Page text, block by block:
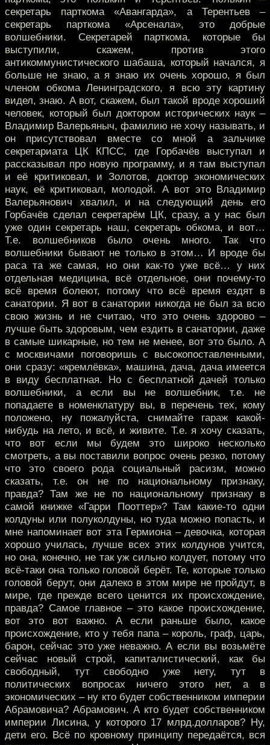
секретарь парткома «Авангарда», а Терентьев –
секретарь парткома «Арсенала», это добрые
волшебники. Секретарей парткома, которые бы
выступили, скажем, против этого
антикоммунистического шабаша, который начался, я
больше не знаю, а я знаю их очень хорошо, я был
членом обкома Ленинградского, я всю эту картину
видел, знаю. А вот, скажем, был такой вроде хороший
человек, который был доктором исторических наук –
Владимир Валерьяныч, фамилию не хочу называть, и
он присутствовал вместе со мной а зальчике
секретариата ЦК КПСС, где Горбачёв выступал и
рассказывал про новую программу, и я там выступал
и её критиковал, и Золотов, доктор экономических
наук, её критиковал, молодой. А вот это Владимир
Валерьянович хвалил, и на следующий день его
Горбачёв сделал секретарём ЦК, сразу, а у нас был
уже один секретарь наш, секретарь обкома, и вот…
Т.е. волшебников было очень много. Так что
волшебники бывают не только в этом… И вроде бы
раса та же самая, но они как-то уже всё… у них
отдельная медицина, всё отдельное, они почему-то
всё время болеют, потому что всё время ездят в
санатории. Я вот в санатории никогда не был за всю
свою жизнь и не считаю, что это очень здорово –
лучше быть здоровым, чем ездить в санатории, даже
в самые шикарные, но тем не менее, вот это было. А
с москвичами поговоришь с высокопоставленными,
они сразу: «кремлёвка», машина, дача, дача имеется
в виду бесплатная. Но с бесплатной дачей только
волшебники, а если вы не волшебник, т.е. не
попадаете в номенклатуру вы, в перечень тех, кому
положено, ну пожалуйста, снимайте гараж какой-
нибудь на лето, и всё, и живите. Т.е. я хочу сказать,
что вот если мы будем это широко несколько
смотреть, а вы поставили вопрос очень резко, потому
что это своего рода социальный расизм, можно
сказать, т.е. он не по национальному признаку,
правда? Там же не по национальному признаку в
самой книжке «Гарри Пооттер»? Там какие-то одни
колдуны или полуколдуны, но туда можно попасть, и
мне напоминает вот эта Гермиона – девочка, которая
хорошо училась, лучше всех этих колдунов учится,
но она, конечно, не так уж сильно колдует, потому что
всё-таки она только головой берёт. Те, которые только
головой берут, они далеко в этом мире не пройдут, в
мире, где прежде всего ценится их происхождение,
правда? Самое главное – это какое происхождение,
вот это вот важно. А если раньше было, какое
происхождение, кто у тебя папа – король, граф, царь,
барон, сейчас это уже неважно. А если вы возьмёте
сейчас новый строй, капиталистический, как бы
свободный, тут свободно уже нету, тут в
политических вопросах ничего этого нет, а в
экономических – ну кто будет собственником империи
Абрамовича? Абрамович. А кто будет собственником
империи Лисина, у которого 17 млрд.долларов? Ну,
дети его. Всё по кровному принципу передаётся, вся